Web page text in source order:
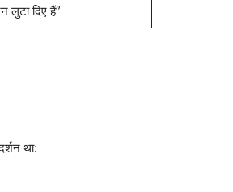
लुटा दिए हैं”
था: